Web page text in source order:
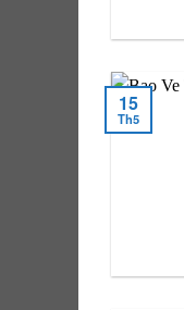
15
Th5